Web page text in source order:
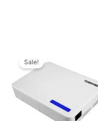
Sale!
war:
329,99€.